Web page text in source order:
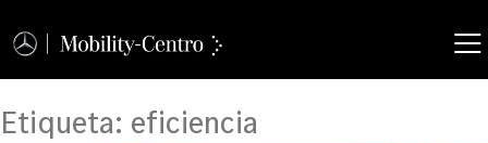
Etiqueta: eficiencia